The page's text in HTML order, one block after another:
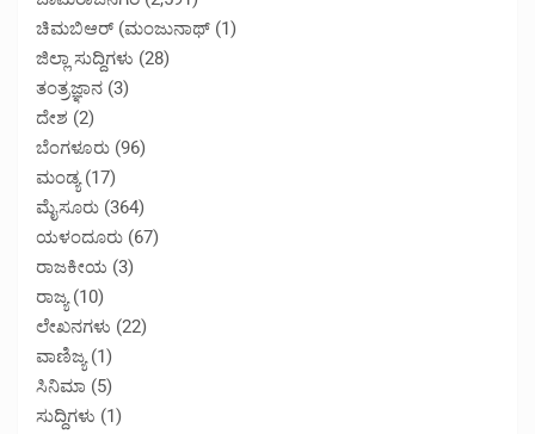
ಚಿಮಬಿಆರ್ (ಮಂಜುನಾಥ್ (1)
ಜಿಲ್ಲಾ ಸುದ್ದಿಗಳು (28)
ತಂತ್ರಜ್ಞಾನ (3)
ದೇಶ (2)
ಬೆಂಗಳೂರು (96)
ಮಂಡ್ಯ(17)
ಮೈಸೂರು (364)
ಯಳಂದೂರು (67)
ರಾಜಕೀಯ (3)
ರಾಜ್ಯ(10)
ಲೇಖನಗಳು (22)
ವಾಣಿಜ್ಯ(1)
ಸಿನಿಮಾ (5)
ಸುದ್ದಿಗಳು (1)